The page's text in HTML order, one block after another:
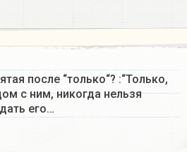
после “только“? :“Только,
с ним, никогда нельзя
его…